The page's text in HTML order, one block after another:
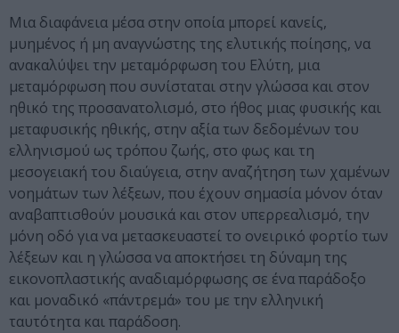
Μια διαφάνεια μέσα στην οποία μπορεί κανείς,
μυημένος ή μη αναγνώστης της ελυτικής ποίησης, να
ανακαλύψει την μεταμόρφωση του Ελύτη, μια
μεταμόρφωση που συνίσταται στην γλώσσα και στον
ηθικό της προσανατολισμό, στο ήθος μιας φυσικής και
μεταφυσικής ηθικής, στην αξία των δεδομένων του
ελληνισμού ως τρόπου ζωής, στο φως και τη
μεσογειακή του διαύγεια, στην αναζήτηση των χαμένων
νοημάτων των λέξεων, που έχουν σημασία μόνον όταν
αναβαπτισθούν μουσικά και στον υπερρεαλισμό, την
μόνη οδό για να μετασκευαστεί το ονειρικό φορτίο των
λέξεων και η γλώσσα να αποκτήσει τη δύναμη της
εικονοπλαστικής αναδιαμόρφωσης σε ένα παράδοξο
και μοναδικό «πάντρεμά» του με την ελληνική
ταυτότητα και παράδοση.